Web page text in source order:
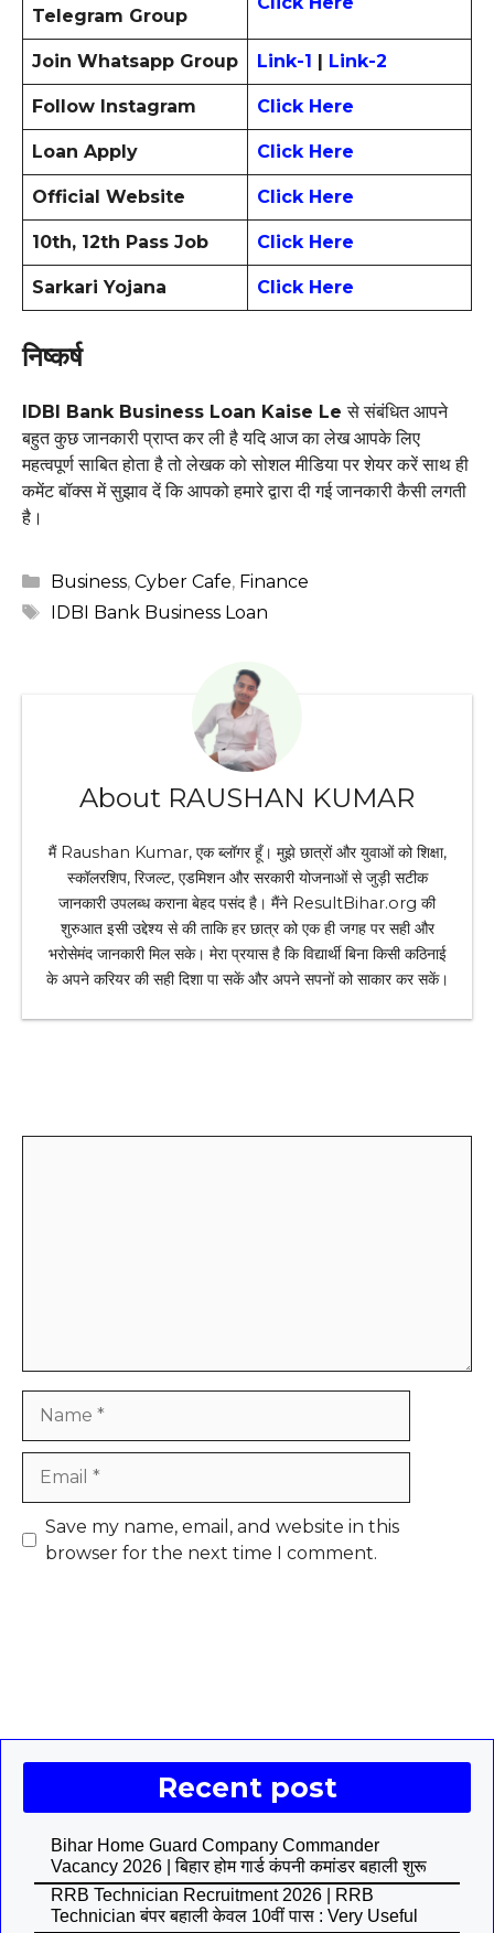
Telegram Group
Join Whatsapp Group Link-1 | Link-2
Follow Instagram Click Here
Loan Apply Click Here
Official Website Click Here
10th, 12th Pass Job Click Here
Sarkari Yojana Click Here
निष्कर्ष
IDBI Bank Business Loan Kaise Leसे संबंधित आपने
बहुत कुछ जानकारी प्राप्त कर ली है यदि आज का लेख आपके लिए
महत्वपूर्ण साबित होता है तो लेखक को सोशल मीडिया पर शेयर करें साथ ही
कमेंट बॉक्स में सुझाव दें कि आपको हमारे द्वारा दी गई जानकारी कैसी लगती
है।
Categories
Business, Cyber Cafe, Finance
Tags
IDBI Bank Business Loan
About RAUSHAN KUMAR
मैं Raushan Kumar, एक ब्लॉगर हूँ। मुझे छात्रों और युवाओं को शिक्षा,
स्कॉलरशिप, रिजल्ट, एडमिशन और सरकारी योजनाओं से जुड़ी सटीक
जानकारी उपलब्ध कराना बेहद पसंद है। मैंने ResultBihar.org की
शुरुआत इसी उद्देश्य से की ताकि हर छात्र को एक ही जगह पर सही और
भरोसेमंद जानकारी मिल सके। मेरा प्रयास है कि विद्यार्थी बिना किसी कठिनाई
के अपने करियर की सही दिशा पा सकें और अपने सपनों को साकार कर सकें।
Save my name, email, and website in this
browser for the next time I comment.
Recent post
Bihar Home Guard Company Commander
Vacancy 2026 | बिहार होम गार्ड कंपनी कमांडर बहाली शुरू
RRB Technician Recruitment 2026 | RRB
Technician बंपर बहाली केवल 10वीं पास : Very Useful